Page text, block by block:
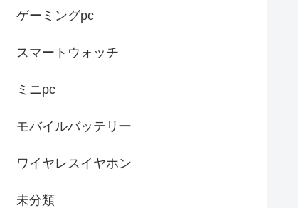
ゲーミングpc
スマートウォッチ
ミニpc
モバイルバッテリー
ワイヤレスイヤホン
未分類